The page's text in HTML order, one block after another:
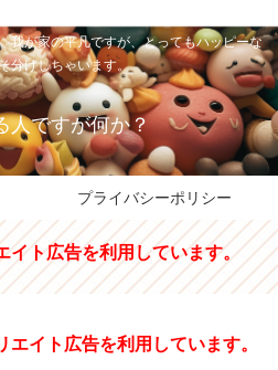
我が家の平凡ですが、とってもハッピーな
分けしちゃいます。
人ですが何か？
プライバシーポリシー
イト広告を利用しています。
エイト広告を利用しています。